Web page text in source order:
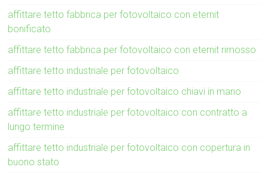
affittare tetto fabbrica per fotovoltaico con eternit
bonificato
affittare tetto fabbrica per fotovoltaico con eternit rimosso
affittare tetto industriale per fotovoltaico
affittare tetto industriale per fotovoltaico chiavi in mano
affittare tetto industriale per fotovoltaico con contratto a
lungo termine
affittare tetto industriale per fotovoltaico con copertura in
buono stato